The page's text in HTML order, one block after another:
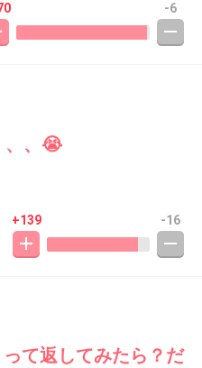
-6
、、😭
+139 -16
て返してみたら？だ